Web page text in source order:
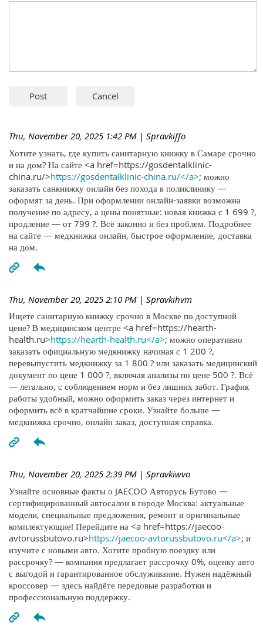
Thu, November 20, 2025 1:42 PM | Spravkiffo
Хотите узнать, где купить санитарную книжку в Самаре срочно
и на дом? На сайте <a href=https://gosdentalklinic-
china.ru/>https://gosdentalklinic-china.ru/</a>; можно
заказать санкнижку онлайн без похода в поликлинику —
оформят за день. При оформлении онлайн-заявки возможна
получение по адресу, а цены понятные: новая книжка с 1 699 ?,
продление — от 799 ?. Всё законно и без проблем. Подробнее
на сайте — медкнижка онлайн, быстрое оформление, доставка
на дом.
Thu, November 20, 2025 2:10 PM | Spravkihvm
Ищете санитарную книжку срочно в Москве по доступной
цене? В медицинском центре <a href=https://hearth-
health.ru>https://hearth-health.ru</a>; можно оперативно
заказать официальную медкнижку начиная с 1 200 ?,
перевыпустить медкнижку за 1 800 ? или заказать медицинский
документ по цене 1 000 ?, включая анализы по цене 500 ?. Всё
— легально, с соблюдением норм и без лишних забот. График
работы удобный, можно оформить заказ через интернет и
оформить всё в кратчайшие сроки. Узнайте больше —
медкнижка срочно, онлайн заказ, доступная справка.
Thu, November 20, 2025 2:39 PM | Spravkiwvo
Узнайте основные факты о JAECOO Авторусь Бутово —
сертифицированный автосалон в городе Москва: актуальные
модели, специальные предложения, ремонт и оригинальные
комплектующие! Перейдите на <a href=https://jaecoo-
avtorussbutovo.ru>https://jaecoo-avtorussbutovo.ru</a>; и
изучите с новыми авто. Хотите пробную поездку или
рассрочку? — компания предлагает рассрочку 0%, оценку авто
с выгодой и гарантированное обслуживание. Нужен надёжный
кроссовер — здесь найдёте передовые разработки и
профессиональную поддержку.